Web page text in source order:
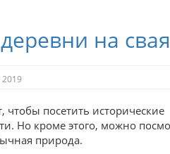
на
посетить исторические
Но кроме этого, можно
природа.